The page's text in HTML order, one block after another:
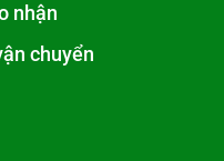
nhận
chuyển